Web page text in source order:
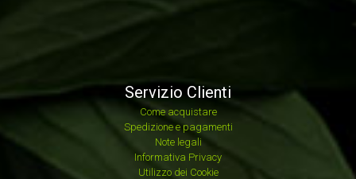
Servizio Clienti
Come acquistare
Spedizione e pagamenti
Note legali
Informativa Privacy
Utilizzo dei Cookie